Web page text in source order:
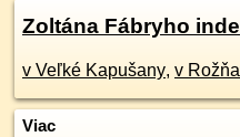
Zoltána Fábryho inde
v Veľké Kapušany, v
Viac